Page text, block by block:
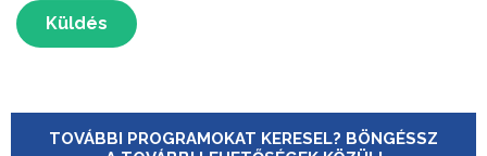
Küldés
TOVÁBBI PROGRAMOKAT KERESEL? BÖNGÉSSZ